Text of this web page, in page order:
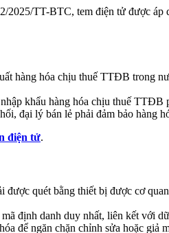
TT-BTC, tem điện tử được áp
hàng hóa chịu thuế TTĐB trong
khẩu hàng hóa chịu thuế
đại lý bán lẻ phải đảm bảo hàng
điện tử.
được quét bằng thiết bị được cơ
mã định danh duy nhất, liên kết với
để ngăn chặn chỉnh sửa hoặc giả